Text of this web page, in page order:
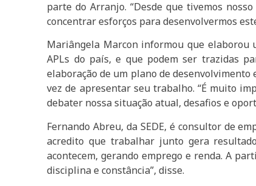
parte do Arranjo. “Desde que tivemos
concentrar esforços para desenvolvermos
Mariângela Marcon informou que elaborou
APLs do país, e que podem ser trazidas
elaboração de um plano de
vez de apresentar seu trabalho. “É muito
debater nossa situação atual, desafios e
Fernando Abreu, da SEDE, é consultor de
acredito que trabalhar junto gera
acontecem, gerando emprego e renda. A
disciplina e constância”, disse.